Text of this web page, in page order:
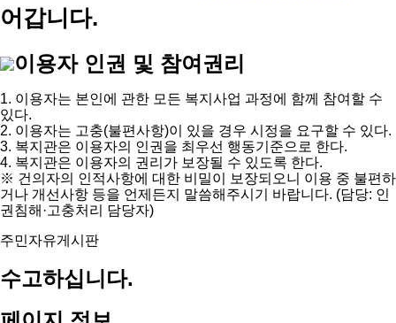
어갑니다.
이용자 인권 및 참여권리
1. 이용자는 본인에 관한 모든 복지사업 과정에 함께 참여할 수
있다.
2. 이용자는 고충(불편사항)이 있을 경우 시정을 요구할 수 있다.
3. 복지관은 이용자의 인권을 최우선 행동기준으로 한다.
4. 복지관은 이용자의 권리가 보장될 수 있도록 한다.
※ 건의자의 인적사항에 대한 비밀이 보장되오니 이용 중 불편하
거나 개선사항 등을 언제든지 말씀해주시기 바랍니다. (담당: 인
권침해·고충처리 담당자)
주민자유게시판
수고하십니다.